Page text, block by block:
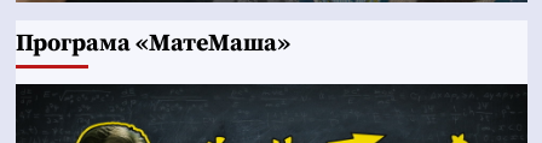
Програма «МатеМаша»